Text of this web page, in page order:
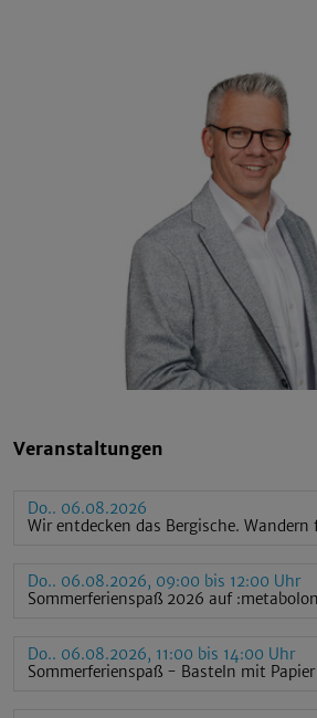
Veranstaltungen
Do.. 06.08.2026
Wir entdecken das Bergische. Wandern
Do.. 06.08.2026, 09:00 bis 12:00 Uhr
Sommerferienspaß 2026 auf
Do.. 06.08.2026, 11:00 bis 14:00 Uhr
Sommerferienspaß - Basteln mit Papier